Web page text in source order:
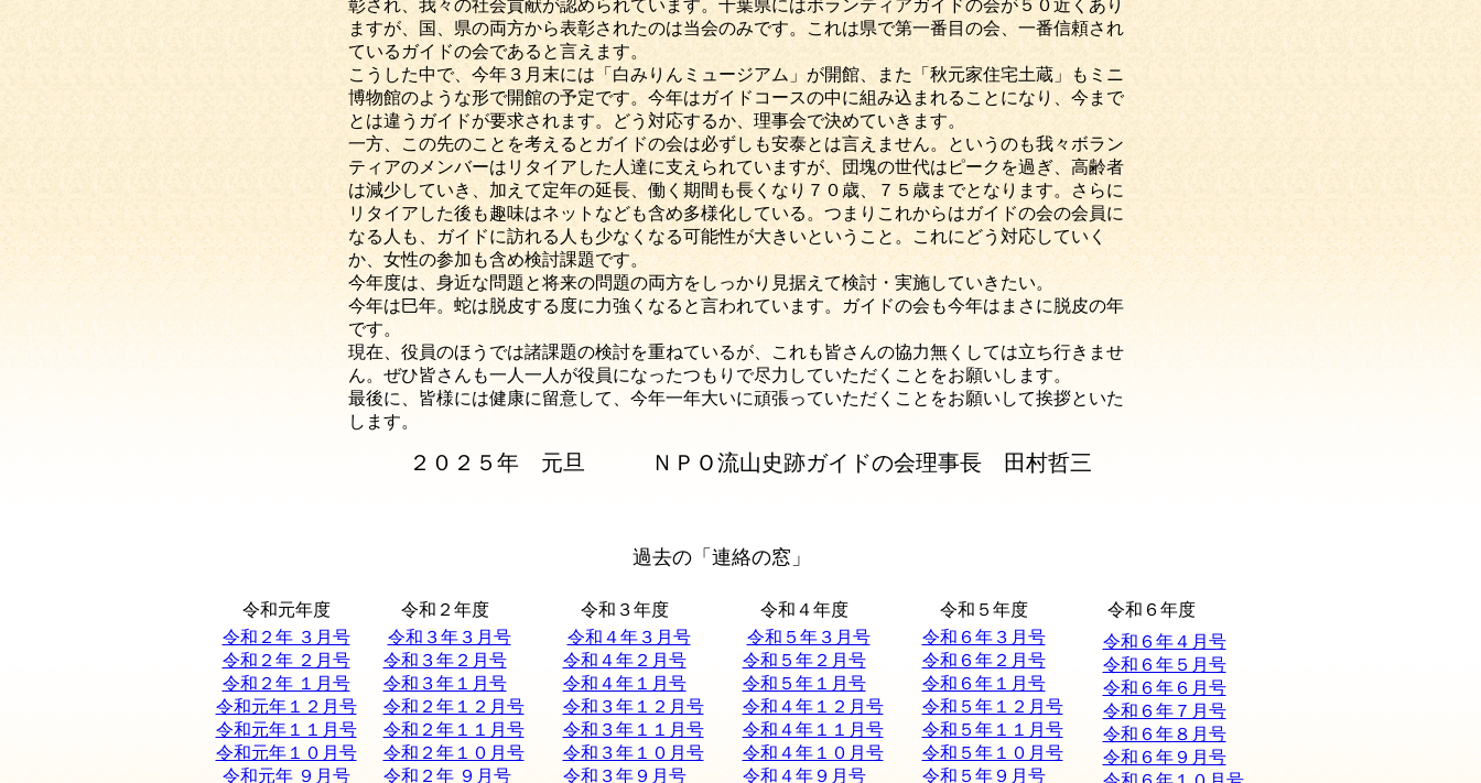
彰され、我々の社会貢献が認められています。千葉県にはボランティアガイドの会が５０近くあり
ますが、国、県の両方から表彰されたのは当会のみです。これは県で第一番目の会、一番信頼され
ているガイドの会であると言えます。
こうした中で、今年３月末には「白みりんミュージアム」が開館、また「秋元家住宅土蔵」もミニ
博物館のような形で開館の予定です。今年はガイドコースの中に組み込まれることになり、今まで
とは違うガイドが要求されます。どう対応するか、理事会で決めていきます。
一方、この先のことを考えるとガイドの会は必ずしも安泰とは言えません。というのも我々ボラン
ティアのメンバーはリタイアした人達に支えられていますが、団塊の世代はピークを過ぎ、高齢者
は減少していき、加えて定年の延長、働く期間も長くなり７０歳、７５歳までとなります。さらに
リタイアした後も趣味はネットなども含め多様化している。つまりこれからはガイドの会の会員に
なる人も、ガイドに訪れる人も少なくなる可能性が大きいということ。これにどう対応していく
か、女性の参加も含め検討課題です。
今年度は、身近な問題と将来の問題の両方をしっかり見据えて検討・実施していきたい。
今年は巳年。蛇は脱皮する度に力強くなると言われています。ガイドの会も今年はまさに脱皮の年
です。
現在、役員のほうでは諸課題の検討を重ねているが、これも皆さんの協力無くしては立ち行きませ
ん。ぜひ皆さんも一人一人が役員になったつもりで尽力していただくことをお願いします。
最後に、皆様には健康に留意して、今年一年大いに頑張っていただくことをお願いして挨拶といた
します。
２０２５年 元旦 ＮＰＯ流山史跡ガイドの会理事長 田村哲三
過去の「連絡の窓」
令和元年度 令和２年度 令和３年度 令和４年度 令和５年度
令和６年度
令和２年 ３月号
令和２年 ２月号
令和２年 １月号
令和元年１２月号
令和元年１１月号
令和元年１０月号
令和元年 ９月号
令和３年３月号
令和３年２月号
令和３年１月号
令和２年１２月号
令和２年１１月号
令和２年１０月号
令和２年 ９月号
令和４年３月号
令和４年２月号
令和４年１月号
令和３年１２月号
令和３年１１月号
令和３年１０月号
令和３年９月号
令和５年３月号
令和５年２月号
令和５年１月号
令和４年１２月号
令和４年１１月号
令和４年１０月号
令和４年９月号
令和６年３月号
令和６年２月号
令和６年１月号
令和５年１２月号
令和５年１１月号
令和５年１０月号
令和５年９月号
令和６年４月号
令和６年５月号
令和６年６月号
令和６年７月号
令和６年８月号
令和６年９月号